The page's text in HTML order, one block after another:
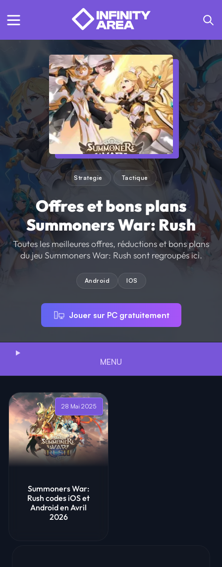
Strategie Tactique
Offres et bons plans
Summoners War: Rush
Toutes les meilleures offres, réductions et bons plans
du jeu Summoners War: Rush sont regroupés ici.
Android IOS
Jouer sur PC gratuitement
MENU
28 Mai 2025
Summoners War:
Rush codes iOS et
Android en Avril
2026